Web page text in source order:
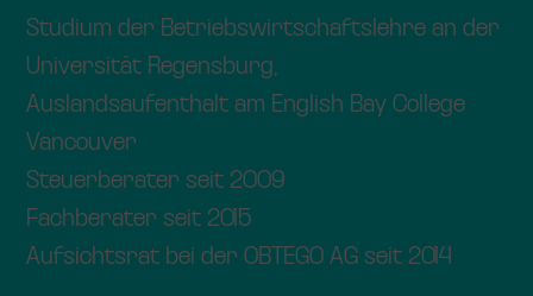
Studium der Betriebswirtschaftslehre an der
Universität Regensburg,
Auslandsaufenthalt am English Bay College
Vancouver
Steuerberater seit 2009
Fachberater seit 2015
Aufsichtsrat bei der OBTEGO AG seit 2014